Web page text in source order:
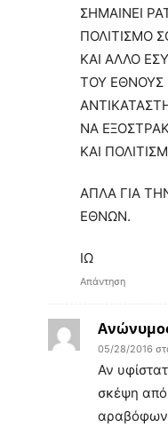
ΣΗΜΑΙΝΕΙ
ΠΟΛΙΤΙΣΜΟ
ΚΑΙ ΑΛΛΟ
ΤΟΥ ΕΘΝΟΥΣ
ΝΑ
ΚΑΙ
ΑΠΛΑ ΓΙΑ
ΕΘΝΩΝ.
ΙΩ
Απάντηση
05/28/2016
Αν
σκέψη από